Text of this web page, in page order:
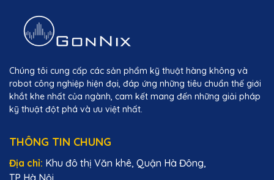
Chúng tôi cung cấp các sản phẩm kỹ thuật hàng không và
robot công nghiệp hiện đại, đáp ứng những tiêu chuẩn thế giới
khắt khe nhất của ngành, cam kết mang đến những giải pháp
kỹ thuật đột phá và ưu việt nhất.
THÔNG TIN CHUNG
Địa chỉ: Khu đô thị Văn khê, Quận Hà Đông,